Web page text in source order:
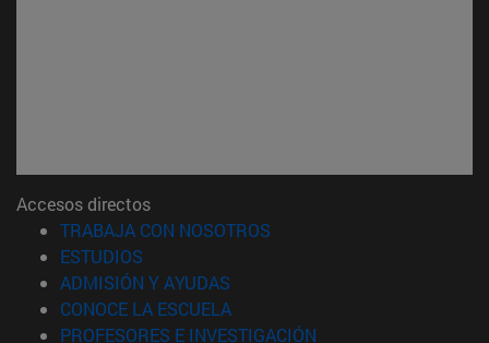
Accesos directos
TRABAJA CON NOSOTROS
ESTUDIOS
ADMISIÓN Y AYUDAS
CONOCE LA ESCUELA(abre en nueva ventana)
PROFESORES E INVESTIGACIÓN